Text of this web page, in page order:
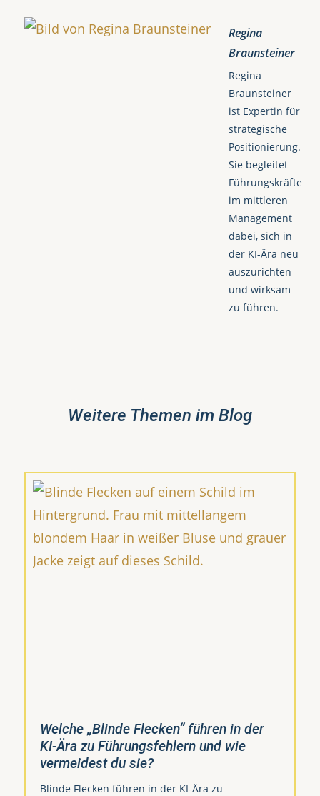
Regina
Braunsteiner
Regina
Braunsteiner
ist Expertin für
strategische
Positionierung.
Sie begleitet
Führungskräfte
im mittleren
Management
dabei, sich in
der KI-Ära neu
auszurichten
und wirksam
zu führen.
Weitere Themen im Blog
Welche „Blinde Flecken“ führen in der
KI-Ära zu Führungsfehlern und wie
vermeidest du sie?
Blinde Flecken führen in der KI-Ära zu